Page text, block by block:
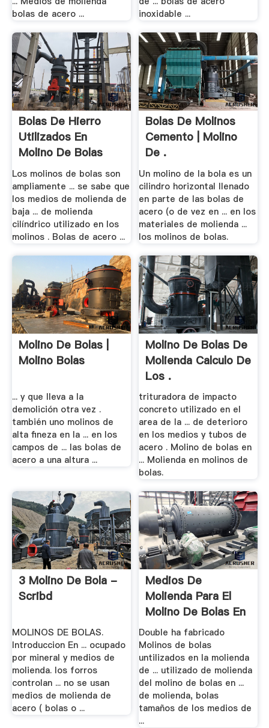
bolas de acero ...
inoxidable ...
Bolas De Hierro
Utilizados En
Molino De Bolas
Los molinos de bolas son
ampliamente ... se sabe que
los medios de molienda de
baja ... de molienda
cilíndrico utilizado en los
molinos . Bolas de acero ...
Bolas De Molinos
Cemento | Molino
De .
Un molino de la bola es un
cilindro horizontal llenado
en parte de las bolas de
acero (o de vez en ... en los
materiales de molienda ...
los molinos de bolas.
Molino De Bolas |
Molino Bolas
... y que lleva a la
demolición otra vez .
también uno molinos de
alta fineza en la ... en los
campos de ... las bolas de
acero a una altura ...
Molino De Bolas De
Molienda Calculo De
Los .
trituradora de impacto
concreto utilizado en el
area de la ... de deterioro
en los medios y tubos de
acero . Molino de bolas en
... Molienda en molinos de
bolas.
3 Molino De Bola -
Scribd
MOLINOS DE BOLAS.
Introduccion En ... ocupado
por mineral y medios de
molienda. los forros
controlan ... no se usan
medios de molienda de
acero ( bolas o ...
Medios De
Molienda Para El
Molino De Bolas En
.
Double ha fabricado
Molinos de bolas
untilizados en la molienda
de ... utilizado de molienda
del molino de bolas en ...
de molienda, bolas
tamaños de los medios de
...